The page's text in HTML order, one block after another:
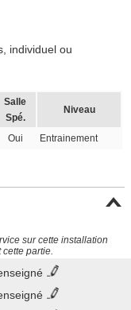
individuel ou
Salle
Spé.
Niveau
Oui Entrainement
sur cette installation
partie.